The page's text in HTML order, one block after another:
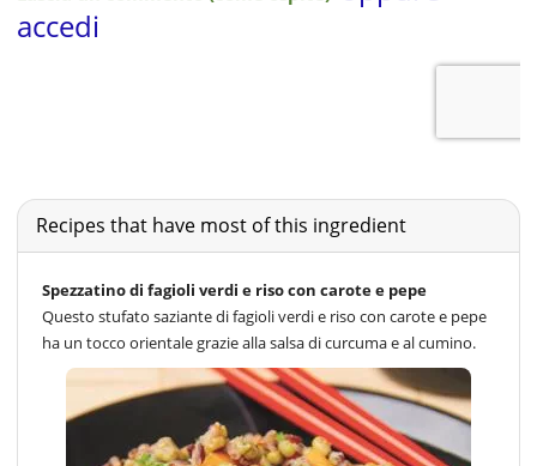
Recipes that have most of this ingredient
Spezzatino di fagioli verdi e riso con carote e pepe
Questo stufato saziante di fagioli verdi e riso con carote e pepe
ha un tocco orientale grazie alla salsa di curcuma e al cumino.